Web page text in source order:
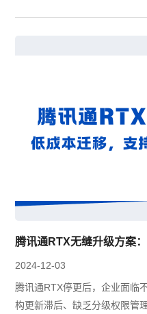
2024-12-03
腾讯通RTX停更后，企业面临
构更新滞后、缺乏分级权限管